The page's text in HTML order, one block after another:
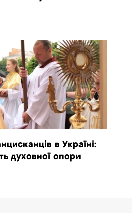
в Україні:
духовної опори